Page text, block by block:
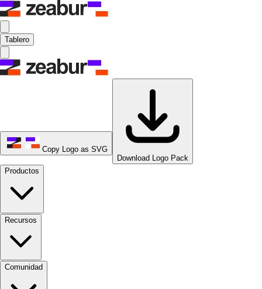
Tablero
Copy Logo as SVG
Download Logo Pack
Productos
Recursos
Comunidad